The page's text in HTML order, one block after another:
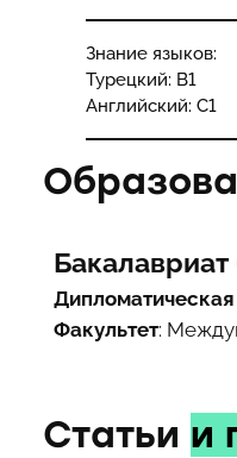
Знание языков:
Турецкий: В1
Английский: С1
Бакалавриат
Факультет:
Статьи и